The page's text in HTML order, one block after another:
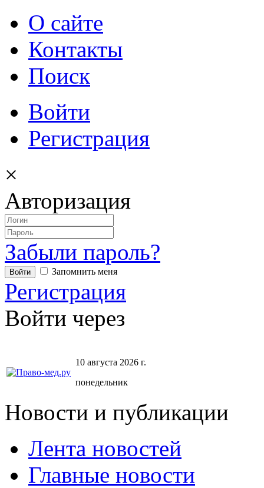
О сайте
Контакты
Поиск
Войти
Регистрация
×
Авторизация
Забыли пароль?
Запомнить меня
Регистрация
Войти через
10 августа 2026 г.
понедельник
Новости и публикации
Лента новостей
Главные новости